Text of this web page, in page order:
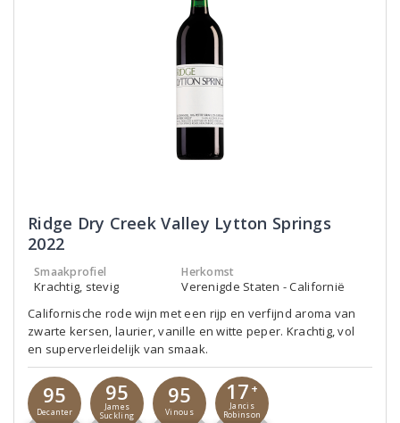
Ridge Dry Creek Valley Lytton Springs
2022
Smaakprofiel
Krachtig, stevig
Herkomst
Verenigde Staten - Californië
Californische rode wijn met een rijp en verfijnd aroma van
zwarte kersen, laurier, vanille en witte peper. Krachtig, vol
en superverleidelijk van smaak.
95
Decanter
95
James
Suckling
95
Vinous
17 +
Jancis
Robinson